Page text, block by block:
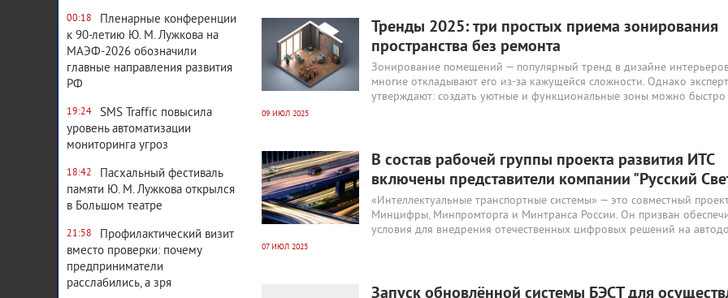
00:18
Пленарные конференции
к 90-летию Ю. М. Лужкова на
МАЭФ-2026 обозначили
главные направления развития
РФ
19:24
SMS Traffic повысила
уровень автоматизации
мониторинга угроз
18:42
Пасхальный фестиваль
памяти Ю. М. Лужкова открылся
в Большом театре
21:58
Профилактический визит
вместо проверки: почему
предприниматели
расслабились, а зря
Тренды 2025: три простых приема зонирования
пространства без ремонта
Зонирование помещений — популярный тренд в дизайне
многие откладывают его из-за кажущейся сложности. Однако
утверждают: создать уютные и функциональные зоны можно быстро
09 ИЮЛ 2025
В состав рабочей группы проекта развития ИТС
включены представители компании "Русский
«Интеллектуальные транспортные системы» — это совместный
Минцифры, Минпромторга и Минтранса России. Он призван
условия для внедрения отечественных цифровых решений на
07 ИЮЛ 2025